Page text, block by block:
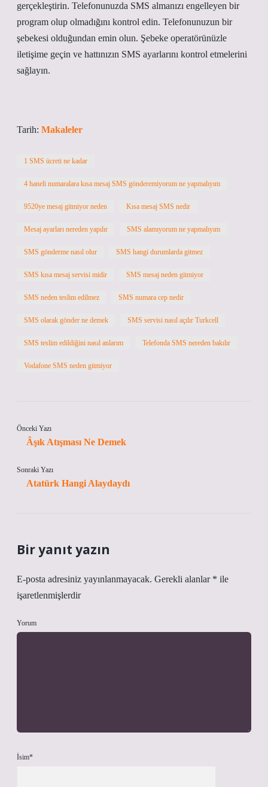
gerçekleştirin. Telefonunuzda SMS almanızı engelleyen bir
program olup olmadığını kontrol edin. Telefonunuzun bir
şebekesi olduğundan emin olun. Şebeke operatörünüzle
iletişime geçin ve hattınızın SMS ayarlarını kontrol etmelerini
sağlayın.
Tarih: Makaleler
1 SMS ücreti ne kadar
4 haneli numaralara kısa mesaj SMS gönderemiyorum ne yapmalıyım
9520ye mesaj gitmiyor neden Kısa mesaj SMS nedir
Mesaj ayarları nereden yapılır SMS alamıyorum ne yapmalıyım
SMS gönderme nasıl olur SMS hangi durumlarda gitmez
SMS kısa mesaj servisi midir SMS mesaj neden gitmiyor
SMS neden teslim edilmez SMS numara cep nedir
SMS olarak gönder ne demek SMS servisi nasıl açılır Turkcell
SMS teslim edildiğini nasıl anlarım Telefonda SMS nereden bakılır
Vodafone SMS neden gitmiyor
Önceki Yazı
Âşık Atışması Ne Demek
Sonraki Yazı
Atatürk Hangi Alaydaydı
Bir yanıt yazın
E-posta adresiniz yayınlanmayacak. Gerekli alanlar * ile
işaretlenmişlerdir
Yorum
İsim*